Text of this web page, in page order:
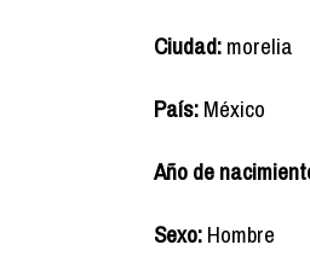
Ciudad:morelia
País:México
Año de
Sexo:Hombre